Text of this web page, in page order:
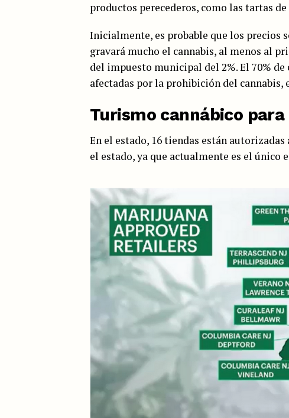
productos perecederos, como las tartas
Inicialmente, es probable que los precios
gravará mucho el cannabis, al menos al
del impuesto municipal del 2%. El 70%
afectadas por la prohibición del cannabis,
Turismo cannábico
En el estado, 16 tiendas están
el estado, ya que actualmente es el único